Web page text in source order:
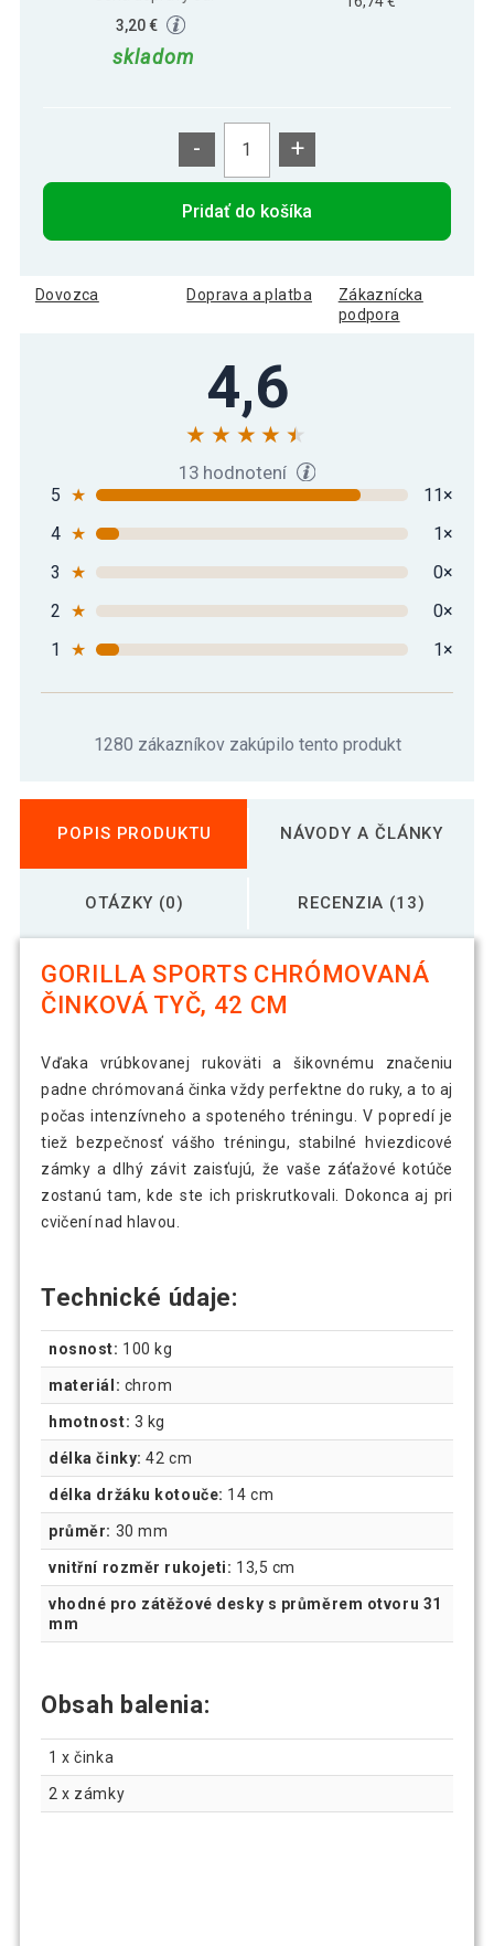
3,20 €
skladom
- +
Pridať do košíka
Dovozca Doprava a platba
Zákaznícka
podpora
4,6
13 hodnotení
5 ★
11×
4 ★
1×
3
★
0×
2 ★
0×
1
★ 1×
1280 zákazníkov zakúpilo tento produkt
POPIS PRODUKTU NÁVODY A ČLÁNKY
OTÁZKY (0) RECENZIA (13)
GORILLA SPORTS CHRÓMOVANÁ
ČINKOVÁ TYČ, 42 CM
Vďaka vrúbkovanej rukoväti a šikovnému značeniu
padne chrómovaná činka vždy perfektne do ruky, a to aj
počas intenzívneho a spoteného tréningu. V popredí je
tiež bezpečnosť vášho tréningu, stabilné hviezdicové
zámky a dlhý závit zaisťujú, že vaše záťažové kotúče
zostanú tam, kde ste ich priskrutkovali. Dokonca aj pri
cvičení nad hlavou.
Technické údaje:
nosnost: 100 kg
materiál: chrom
hmotnost: 3 kg
délka činky: 42 cm
délka držáku kotouče: 14 cm
průměr: 30 mm
vnitřní rozměr rukojeti: 13,5 cm
vhodné pro zátěžové desky s průměrem otvoru 31
mm
Obsah balenia:
1 x činka
2 x zámky